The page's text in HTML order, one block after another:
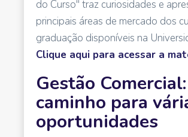
do Curso" traz curiosidades e
principais áreas de mercado dos
graduação disponíveis na
Clique aqui para acessar a
Gestão Comercial:
caminho para
oportunidades